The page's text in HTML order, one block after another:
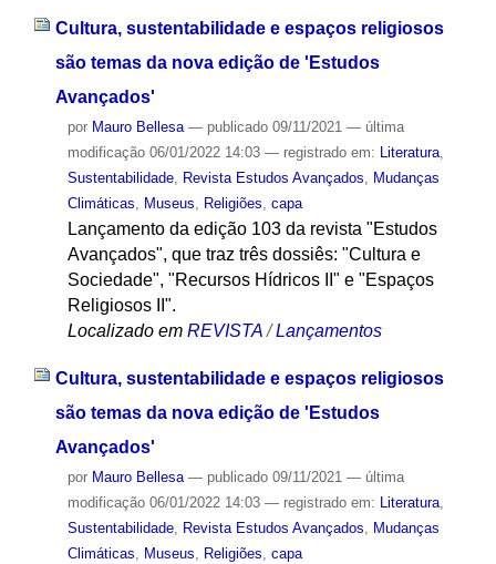
Cultura, sustentabilidade e espaços religiosos
são temas da nova edição de 'Estudos
Avançados'
por Mauro Bellesa — publicado09/11/2021 — última
modificação06/01/2022 14:03 — registrado em: Literatura,
Sustentabilidade, Revista Estudos Avançados, Mudanças
Climáticas, Museus, Religiões, capa
Lançamento da edição 103 da revista "Estudos
Avançados", que traz três dossiês: "Cultura e
Sociedade", "Recursos Hídricos II" e "Espaços
Religiosos II".
Localizado em REVISTA /Lançamentos
Cultura, sustentabilidade e espaços religiosos
são temas da nova edição de 'Estudos
Avançados'
por Mauro Bellesa — publicado09/11/2021 — última
modificação06/01/2022 14:03 — registrado em: Literatura,
Sustentabilidade, Revista Estudos Avançados
Mudanças
Climáticas
Museus Religiões capa